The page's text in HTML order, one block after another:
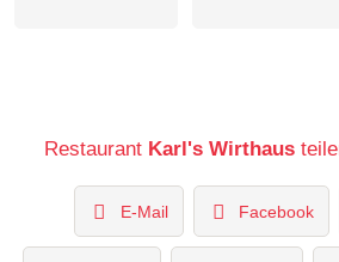
Restaurant Karl's Wirthaus
E-Mail Facebook